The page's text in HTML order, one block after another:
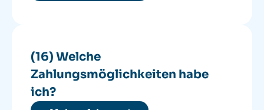
(16) Welche
Zahlungsmöglichkeiten habe
ich?